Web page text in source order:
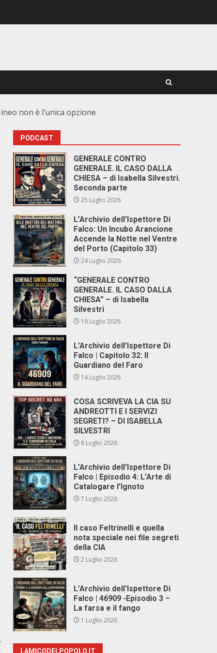
non è l’unica opzione
PODCAST
GENERALE CONTRO
GENERALE. IL CASO DALLA
CHIESA – di Isabella Silvestri.
Seconda parte
25 Luglio 2026
L’Archivio dell’Ispettore Di
Falco: Un Incubo Arancione
Accende la Notte nel Ventre
del Porto (Capitolo 33)
24 Luglio 2026
“GENERALE CONTRO
GENERALE. IL CASO DALLA
CHIESA” – di Isabella
Silvestri
19 Luglio 2026
L’Archivio dell’Ispettore Di
Falco | Capitolo 32: Il
Guardiano del Faro
14 Luglio 2026
COSA SCRIVEVA LA CIA SU
ANDREOTTI E I SERVIZI
SEGRETI? – DI ISABELLA
SILVESTRI
8 Luglio 2026
L’Archivio dell’Ispettore Di
Falco | Episodio 4: L’Arte di
Catalogare l’Ignoto
7 Luglio 2026
Il caso Feltrinelli e quella
nota speciale nei file segreti
della CIA
2 Luglio 2026
L’Archivio dell’Ispettore Di
Falco | 46909 -Episodio 3 –
La farsa e il fango
1 Luglio 2026
LAMICODELPOPOLO.IT